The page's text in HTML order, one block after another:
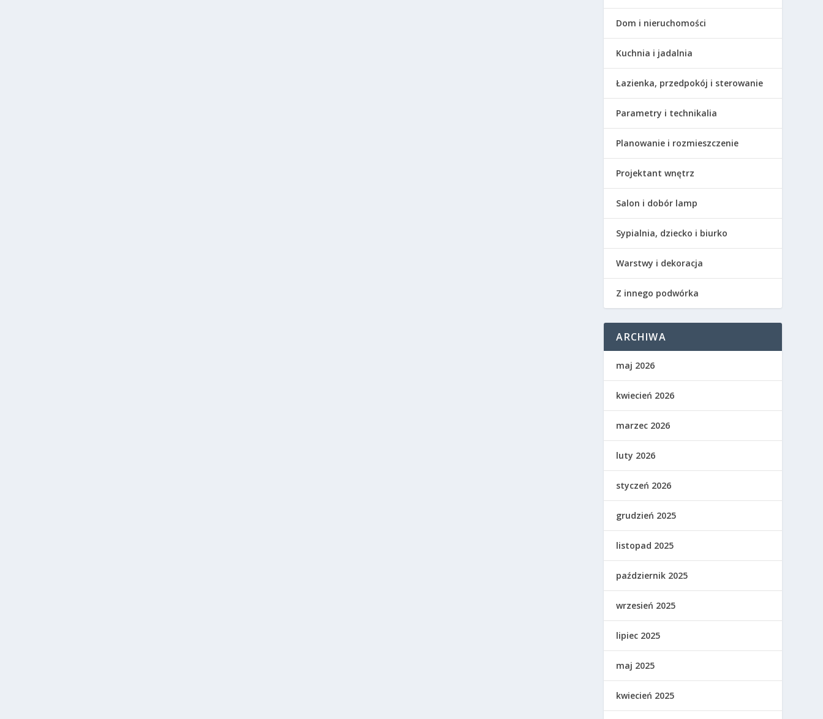
Dom i nieruchomości
Kuchnia i jadalnia
Łazienka, przedpokój i sterowanie
Parametry i technikalia
Planowanie i rozmieszczenie
Projektant wnętrz
Salon i dobór lamp
Sypialnia, dziecko i biurko
Warstwy i dekoracja
Z innego podwórka
ARCHIWA
maj 2026
kwiecień 2026
marzec 2026
luty 2026
styczeń 2026
grudzień 2025
listopad 2025
październik 2025
wrzesień 2025
lipiec 2025
maj 2025
kwiecień 2025